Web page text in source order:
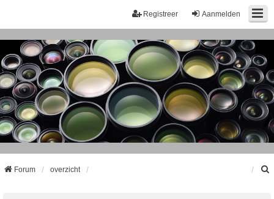
Aanmelden
Registreer
Forum overzicht